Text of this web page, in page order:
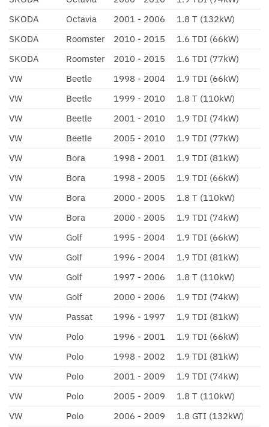
SKODA
Octavia 2001 - 2006
1.8 T (132kW)
SKODA
Roomster 2010 - 2015
1.6 TDI (66kW)
SKODA
Roomster 2010 - 2015
1.6 TDI (77kW)
VW
Beetle 1998 - 2004
1.9 TDI (66kW)
VW
Beetle 1999 - 2010
1.8 T (110kW)
VW
Beetle 2001 - 2010
1.9 TDI (74kW)
VW
Beetle 2005 - 2010
1.9 TDI (77kW)
VW
Bora 1998 - 2001
1.9 TDI (81kW)
VW
Bora 1998 - 2005
1.9 TDI (66kW)
VW
Bora 2000 - 2005
1.8 T (110kW)
VW
Bora 2000 - 2005
1.9 TDI (74kW)
VW
Golf 1995 - 2004
1.9 TDI (66kW)
VW
Golf 1996 - 2004
1.9 TDI (81kW)
VW
Golf 1997 - 2006
1.8 T (110kW)
VW
Golf 2000 - 2006
1.9 TDI (74kW)
VW
Passat 1996 - 1997
1.9 TDI (81kW)
VW
Polo 1996 - 2001
1.9 TDI (66kW)
VW
Polo 1998 - 2002
1.9 TDI (81kW)
VW
Polo 2001 - 2009
1.9 TDI (74kW)
VW
Polo 2005 - 2009
1.8 T (110kW)
VW
Polo 2006 - 2009
1.8 GTI (132kW)